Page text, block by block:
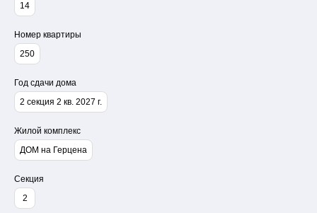
14
Номер квартиры
250
Год сдачи дома
2 секция 2 кв. 2027 г.
Жилой комплекс
ДОМ на Герцена
Секция
2